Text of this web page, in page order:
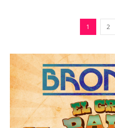
1 2